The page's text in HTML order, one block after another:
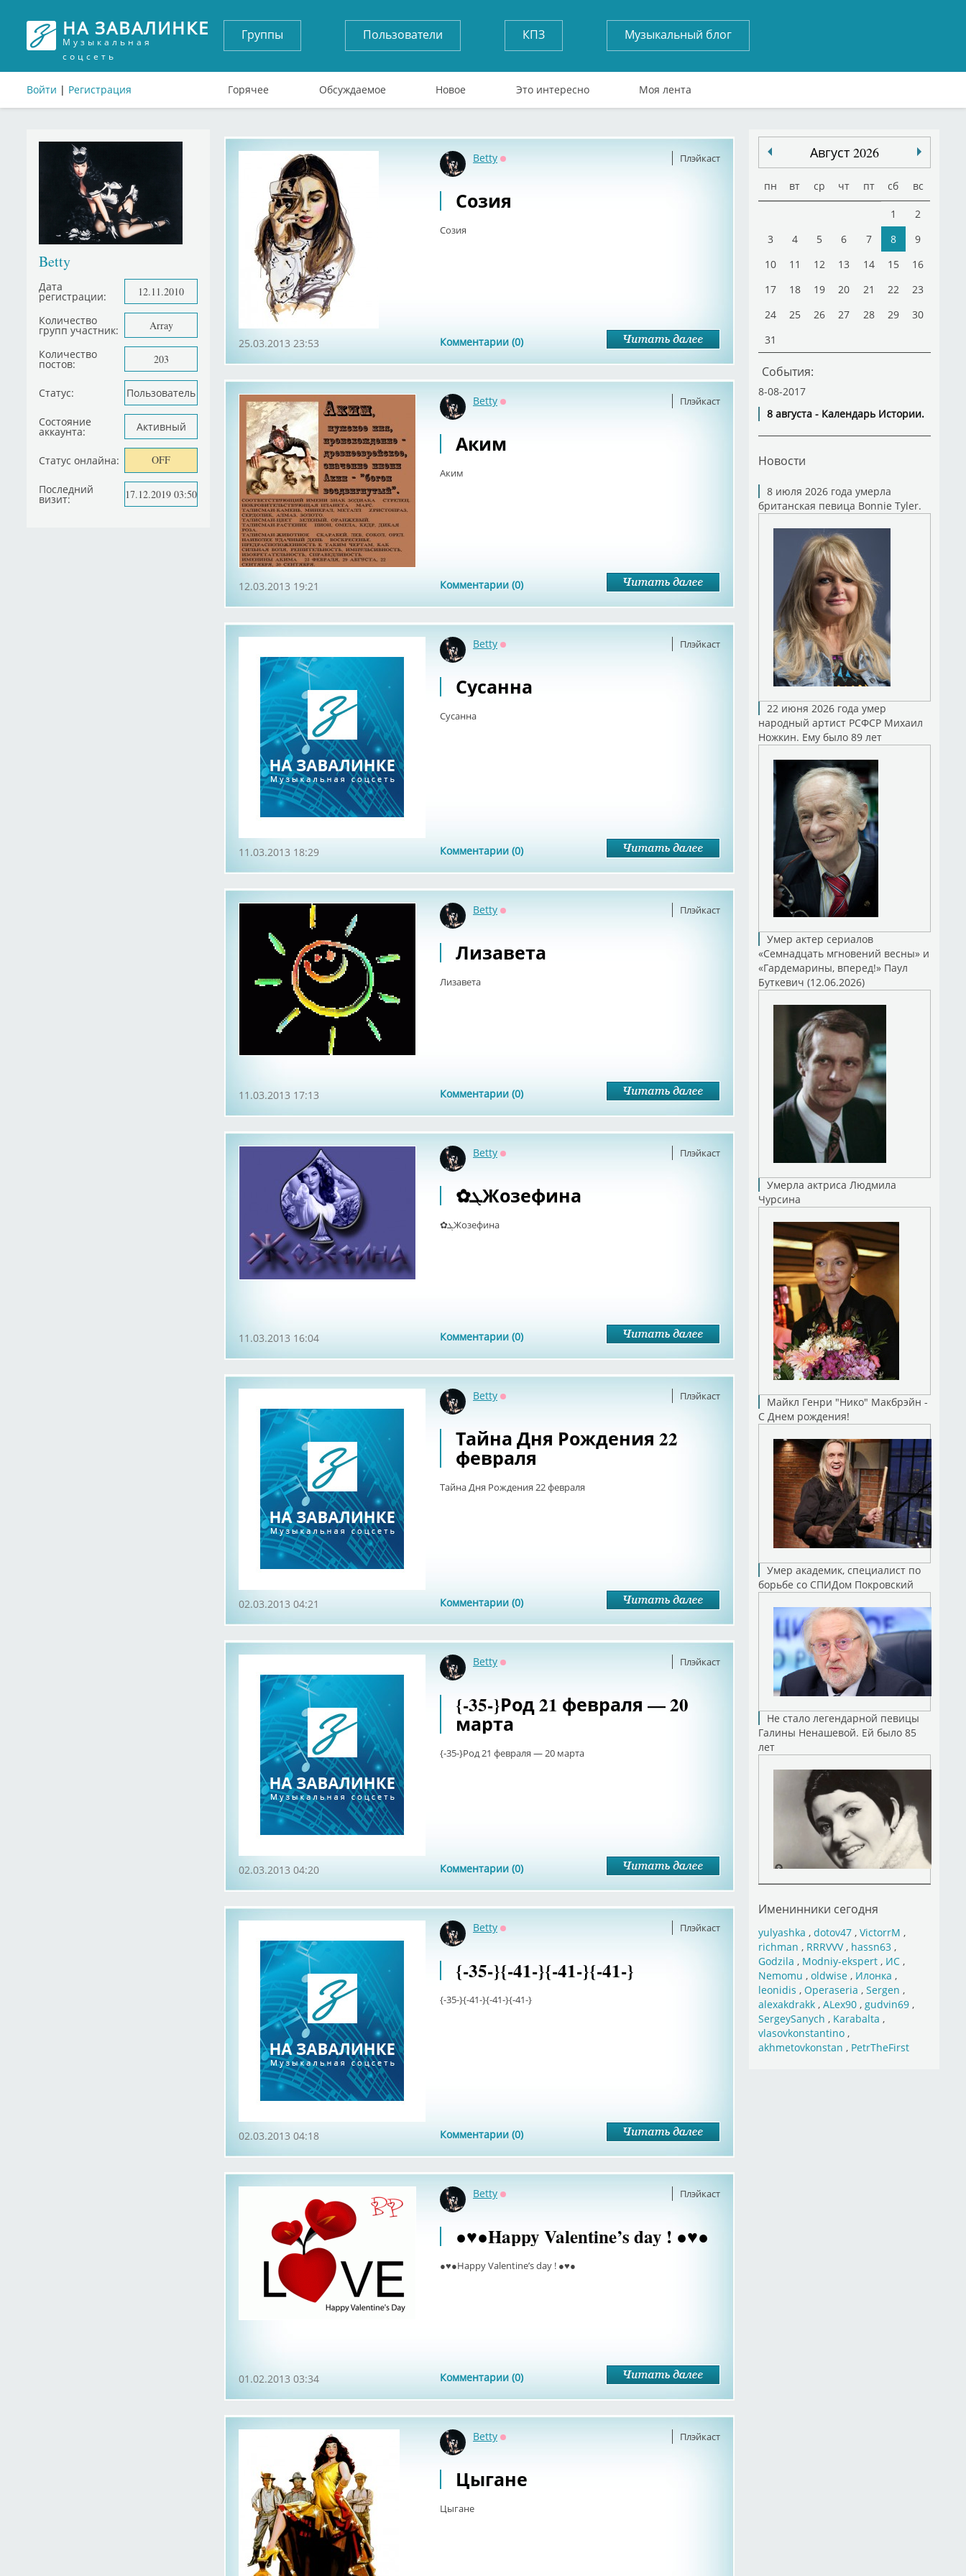
НА ЗАВАЛИНКЕ
Музыкальная
соцсеть
Войти | Регистрация
Группы Пользователи КПЗ Музыкальный блог
Горячее Обсуждаемое Новое Это интересно Моя лента
Betty
Дата
регистрации: 12.11.2010
Количество
групп участник: Array
Количество
постов: 203
Статус: Пользователь
Состояние
аккаунта: Активный
Статус онлайна: OFF
Последний
визит: 17.12.2019 03:50
Плэйкаст
Betty
Созия
Созия
Комментарии (0)
25.03.2013 23:53
Плэйкаст
Betty
Аким
Аким
Комментарии (0)
12.03.2013 19:21
Плэйкаст
Betty
Сусанна
Сусанна
Комментарии (0)
11.03.2013 18:29
Плэйкаст
Betty
Лизавета
Лизавета
Комментарии (0)
11.03.2013 17:13
Плэйкаст
Betty
✿ܓЖозефина
✿ܓЖозефина
Комментарии (0)
11.03.2013 16:04
Плэйкаст
Betty
Тайна Дня Рождения 22
февраля
Тайна Дня Рождения 22 февраля
Комментарии (0)
02.03.2013 04:21
Плэйкаст
Betty
{-35-}Род 21 февраля — 20
марта
{-35-}Род 21 февраля — 20 марта
Комментарии (0)
02.03.2013 04:20
Плэйкаст
Betty
{-35-}{-41-}{-41-}{-41-}
{-35-}{-41-}{-41-}{-41-}
Комментарии (0)
02.03.2013 04:18
Плэйкаст
Betty
●♥●Happy Valentine’s day ! ●♥●
●♥●Happy Valentine’s day ! ●♥●
Комментарии (0)
01.02.2013 03:34
Плэйкаст
Betty
Цыгане
Цыгане
Август 2026
пн вт ср чт пт сб вс
1
2
3
4 5 6 7 8
9
10
11 12 13 14 15
16
17
18 19 20 21 22
23
24
25 26 27 28 29
30
31
События:
8-08-2017
8 августа - Календарь Истории.
Новости
8 июля 2026 года умерла
британская певица Bonnie Tyler.
22 июня 2026 года умер
народный артист РСФСР Михаил
Ножкин. Ему было 89 лет
Умер актер сериалов
«Семнадцать мгновений весны» и
«Гардемарины, вперед!» Паул
Буткевич (12.06.2026)
Умерла актриса Людмила
Чурсина
Майкл Генри "Нико" Макбрэйн -
С Днем рождения!
Умер академик, специалист по
борьбе со СПИДом Покровский
Не стало легендарной певицы
Галины Ненашевой. Ей было 85
лет
Именинники сегодня
yulyashka , dotov47, VictorrM ,
richman , RRRVVV, hassn63,
Godzila , Modniy-ekspert, ИС,
Nemomu , oldwise, Илонка ,
leonidis , Operaseria , Sergen ,
alexakdrakk, ALex90, gudvin69,
SergeySanych , Karabalta ,
vlasovkonstantino,
akhmetovkonstan , PetrTheFirst